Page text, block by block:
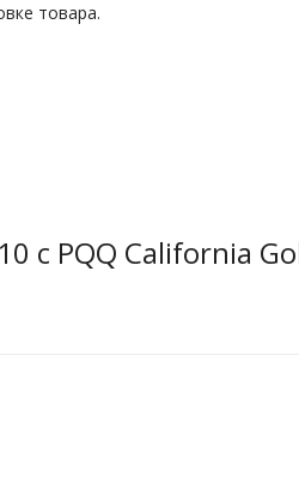
товара.
с PQQ California